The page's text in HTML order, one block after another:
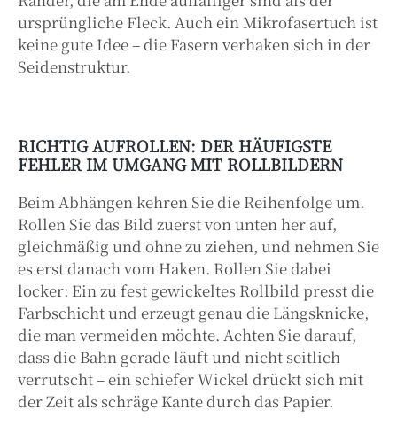
ursprüngliche Fleck. Auch ein Mikrofasertuch ist
keine gute Idee – die Fasern verhaken sich in der
Seidenstruktur.
RICHTIG AUFROLLEN: DER HÄUFIGSTE
FEHLER IM UMGANG MIT ROLLBILDERN
Beim Abhängen kehren Sie die Reihenfolge um.
Rollen Sie das Bild zuerst von unten her auf,
gleichmäßig und ohne zu ziehen, und nehmen Sie
es erst danach vom Haken. Rollen Sie dabei
locker: Ein zu fest gewickeltes Rollbild presst die
Farbschicht und erzeugt genau die Längsknicke,
die man vermeiden möchte. Achten Sie darauf,
dass die Bahn gerade läuft und nicht seitlich
verrutscht – ein schiefer Wickel drückt sich mit
der Zeit als schräge Kante durch das Papier.